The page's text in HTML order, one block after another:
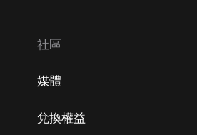
社區
媒體
兌換權益